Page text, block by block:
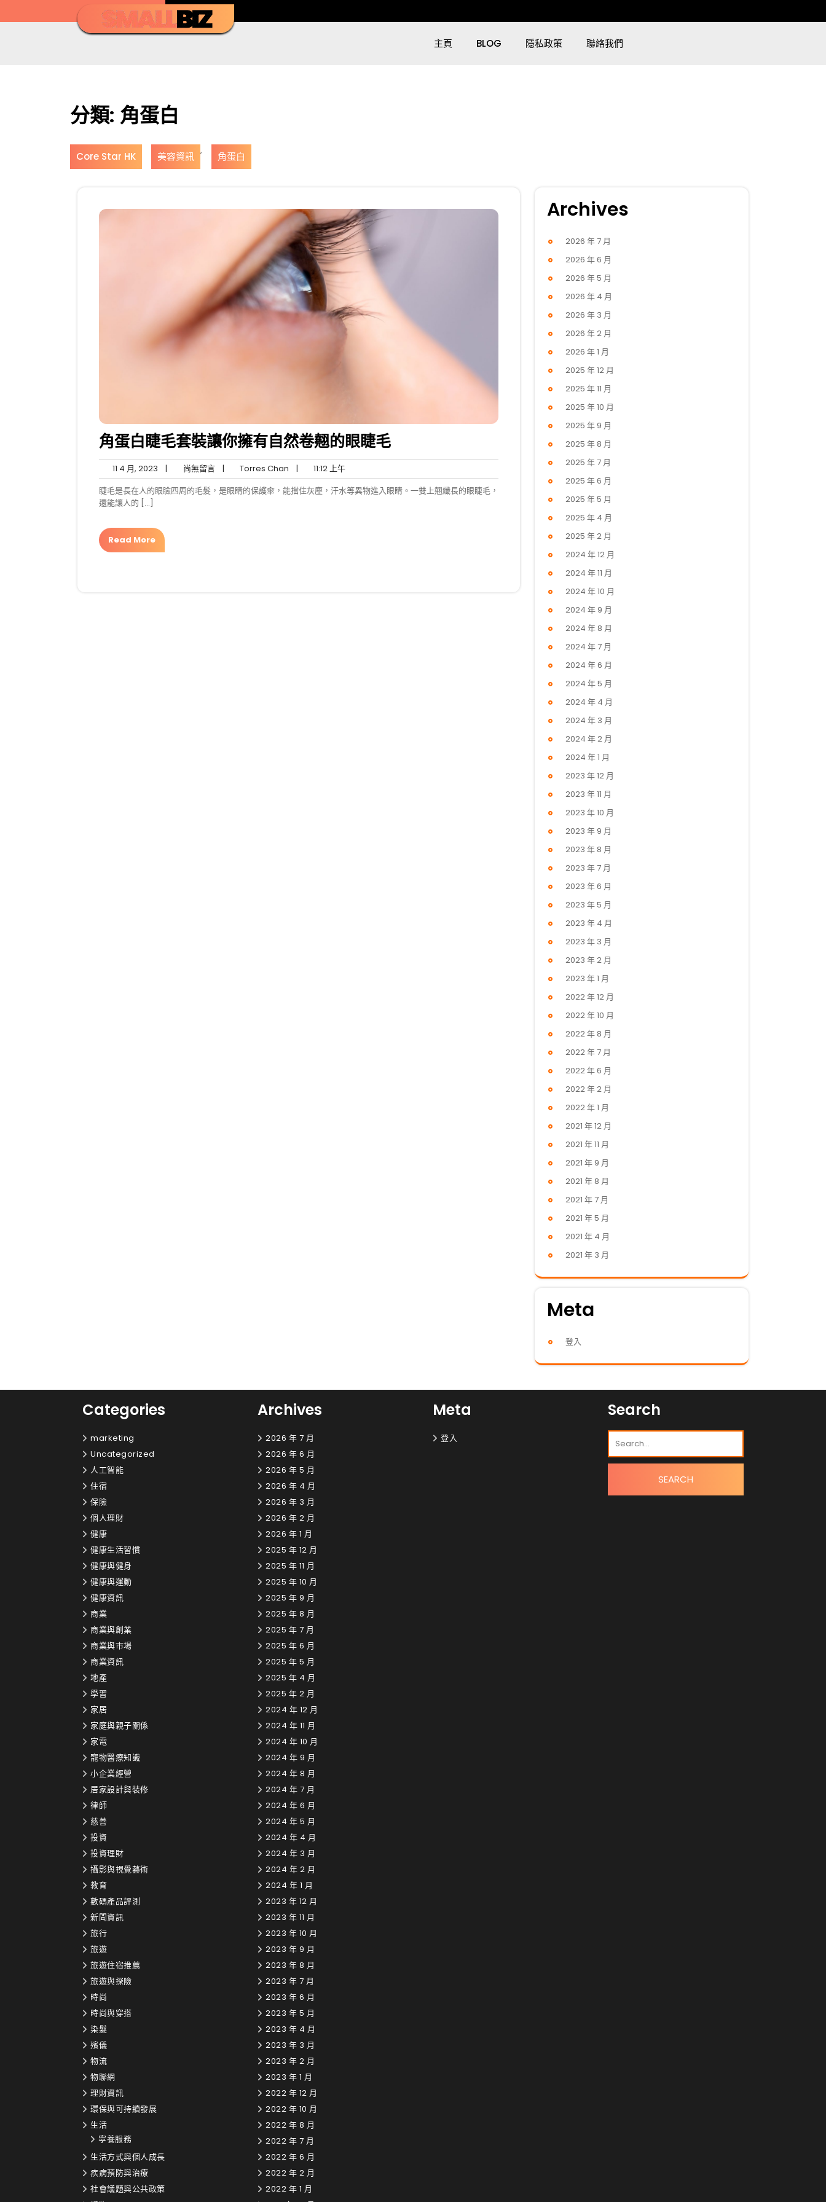
主頁 BLOG 隱私政策 聯絡我們
分類: 角蛋白
Core Star HK 美容資訊 , 角蛋白
角蛋白睫毛套裝讓你擁有自然卷翹的眼睫毛
11 4 月, 2023
4
月,
| 尚無留言尚
無
留
| Torres ChanTorres
Chan
| 11:12 上午11:12
上
午
睫毛是長在人的眼瞼四周的毛髮，是眼睛的保護傘，能擋住灰塵，汗水等異物進入眼睛。一雙上翹纖長的眼睫毛，
還能讓人的 […]
Read More
Archives
2026 年 7 月
2026 年 6 月
2026 年 5 月
2026 年 4 月
2026 年 3 月
2026 年 2 月
2026 年 1 月
2025 年 12 月
2025 年 11 月
2025 年 10 月
2025 年 9 月
2025 年 8 月
2025 年 7 月
2025 年 6 月
2025 年 5 月
2025 年 4 月
2025 年 2 月
2024 年 12 月
2024 年 11 月
2024 年 10 月
2024 年 9 月
2024 年 8 月
2024 年 7 月
2024 年 6 月
2024 年 5 月
2024 年 4 月
2024 年 3 月
2024 年 2 月
2024 年 1 月
2023 年 12 月
2023 年 11 月
2023 年 10 月
2023 年 9 月
2023 年 8 月
2023 年 7 月
2023 年 6 月
2023 年 5 月
2023 年 4 月
2023 年 3 月
2023 年 2 月
2023 年 1 月
2022 年 12 月
2022 年 10 月
2022 年 8 月
2022 年 7 月
2022 年 6 月
2022 年 2 月
2022 年 1 月
2021 年 12 月
2021 年 11 月
2021 年 9 月
2021 年 8 月
2021 年 7 月
2021 年 5 月
2021 年 4 月
2021 年 3 月
Meta
登入
Categories
marketing
Uncategorized
人工智能
住宿
保險
個人理財
健康
健康生活習慣
健康與健身
健康與運動
健康資訊
商業
商業與創業
商業與市場
商業資訊
地產
學習
家居
家庭與親子關係
家電
寵物醫療知識
小企業經營
居家設計與裝修
律師
慈善
投資
投資理財
攝影與視覺藝術
教育
數碼產品評測
新聞資訊
旅行
旅遊
旅遊住宿推薦
旅遊與探險
時尚
時尚與穿搭
染髮
殯儀
物流
物聯網
理財資訊
環保與可持續發展
生活
寧養服務
生活方式與個人成長
疾病預防與治療
社會議題與公共政策
Archives
2026 年 7 月
2026 年 6 月
2026 年 5 月
2026 年 4 月
2026 年 3 月
2026 年 2 月
2026 年 1 月
2025 年 12 月
2025 年 11 月
2025 年 10 月
2025 年 9 月
2025 年 8 月
2025 年 7 月
2025 年 6 月
2025 年 5 月
2025 年 4 月
2025 年 2 月
2024 年 12 月
2024 年 11 月
2024 年 10 月
2024 年 9 月
2024 年 8 月
2024 年 7 月
2024 年 6 月
2024 年 5 月
2024 年 4 月
2024 年 3 月
2024 年 2 月
2024 年 1 月
2023 年 12 月
2023 年 11 月
2023 年 10 月
2023 年 9 月
2023 年 8 月
2023 年 7 月
2023 年 6 月
2023 年 5 月
2023 年 4 月
2023 年 3 月
2023 年 2 月
2023 年 1 月
2022 年 12 月
2022 年 10 月
2022 年 8 月
2022 年 7 月
2022 年 6 月
2022 年 2 月
2022 年 1 月
Meta
登入
Search